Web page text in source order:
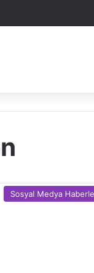
Sosyal Medya